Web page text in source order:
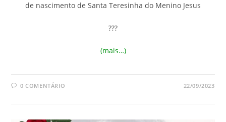
de nascimento de Santa Teresinha do Menino Jesus
???
(mais…)
0 COMENTÁRIO 22/09/2023